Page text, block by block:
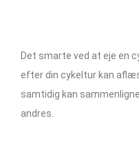
Det smarte ved at eje en
efter din cykeltur kan
samtidig kan
andres.